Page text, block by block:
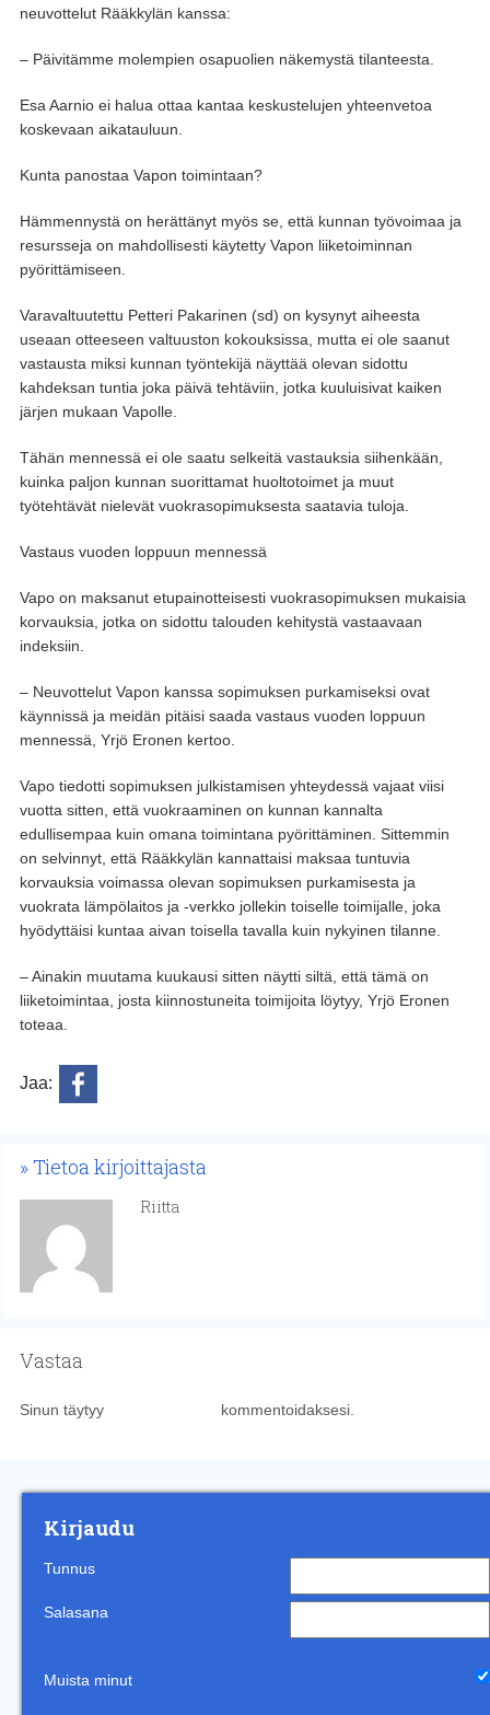
neuvottelut Rääkkylän kanssa:
– Päivitämme molempien osapuolien näkemystä tilanteesta.
Esa Aarnio ei halua ottaa kantaa keskustelujen yhteenvetoa
koskevaan aikatauluun.
Kunta panostaa Vapon toimintaan?
Hämmennystä on herättänyt myös se, että kunnan työvoimaa ja
resursseja on mahdollisesti käytetty Vapon liiketoiminnan
pyörittämiseen.
Varavaltuutettu Petteri Pakarinen (sd) on kysynyt aiheesta
useaan otteeseen valtuuston kokouksissa, mutta ei ole saanut
vastausta miksi kunnan työntekijä näyttää olevan sidottu
kahdeksan tuntia joka päivä tehtäviin, jotka kuuluisivat kaiken
järjen mukaan Vapolle.
Tähän mennessä ei ole saatu selkeitä vastauksia siihenkään,
kuinka paljon kunnan suorittamat huoltotoimet ja muut
työtehtävät nielevät vuokrasopimuksesta saatavia tuloja.
Vastaus vuoden loppuun mennessä
Vapo on maksanut etupainotteisesti vuokrasopimuksen mukaisia
korvauksia, jotka on sidottu talouden kehitystä vastaavaan
indeksiin.
– Neuvottelut Vapon kanssa sopimuksen purkamiseksi ovat
käynnissä ja meidän pitäisi saada vastaus vuoden loppuun
mennessä, Yrjö Eronen kertoo.
Vapo tiedotti sopimuksen julkistamisen yhteydessä vajaat viisi
vuotta sitten, että vuokraaminen on kunnan kannalta
edullisempaa kuin omana toimintana pyörittäminen. Sittemmin
on selvinnyt, että Rääkkylän kannattaisi maksaa tuntuvia
korvauksia voimassa olevan sopimuksen purkamisesta ja
vuokrata lämpölaitos ja -verkko jollekin toiselle toimijalle, joka
hyödyttäisi kuntaa aivan toisella tavalla kuin nykyinen tilanne.
– Ainakin muutama kuukausi sitten näytti siltä, että tämä on
liiketoimintaa, josta kiinnostuneita toimijoita löytyy, Yrjö Eronen
toteaa.
Jaa:
Tietoa kirjoittajasta
Riitta
Vastaa
Sinun täytyy kommentoidaksesi.
Kirjaudu
Tunnus
Salasana
Muista minut